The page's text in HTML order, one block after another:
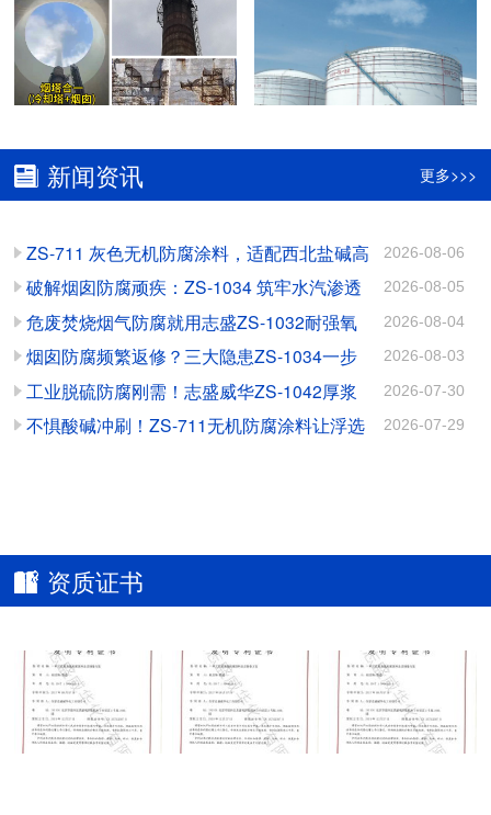
志盛防腐：破解“烟塔合
一”腐蚀难题的关键方案
甲醇储罐内部腐蚀无解
吗？不，你说了不算！
ZS-1034耐酸碱防腐涂
料：守护电厂翅片换热管
的高效秘诀
陶瓷耐磨涂料：多工况防
磨蚀的高效解决方案
新闻资讯 更多>>>
ZS-711 灰色无机防腐涂料，适配西北盐碱高
氯工况长效防护
2026-08-06
破解烟囱防腐顽疾：ZS-1034 筑牢水汽渗透
防护屏障
2026-08-05
危废焚烧烟气防腐就用志盛ZS-1032耐强氧
化涂料
2026-08-04
烟囱防腐频繁返修？三大隐患ZS-1034一步
根治
2026-08-03
工业脱硫防腐刚需！志盛威华ZS-1042厚浆
高硬耐磨防腐涂料
2026-07-30
不惧酸碱冲刷！ZS-711无机防腐涂料让浮选
2026-07-29
资质证书